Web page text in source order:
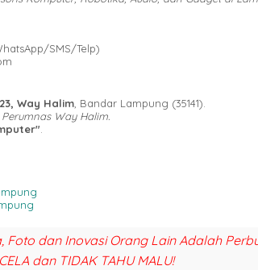
SMS/Telp)
Way Halim , Bandar Lampung (35141).
Way Halim.
Foto dan Inovasi Orang Lain Adalah
dan TIDAK TAHU MALU!